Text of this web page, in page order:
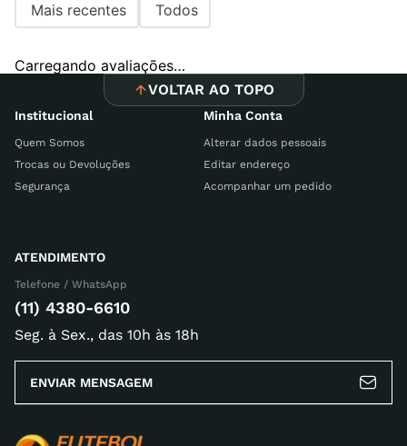
Mais recentes Todos
Carregando avaliações…
VOLTAR AO TOPO
Institucional
Quem Somos
Trocas ou Devoluções
Segurança
Minha Conta
Alterar dados pessoais
Editar endereço
Acompanhar um pedido
ATENDIMENTO
Telefone / WhatsApp
(11) 4380-6610
Seg. à Sex., das 10h às 18h
ENVIAR MENSAGEM